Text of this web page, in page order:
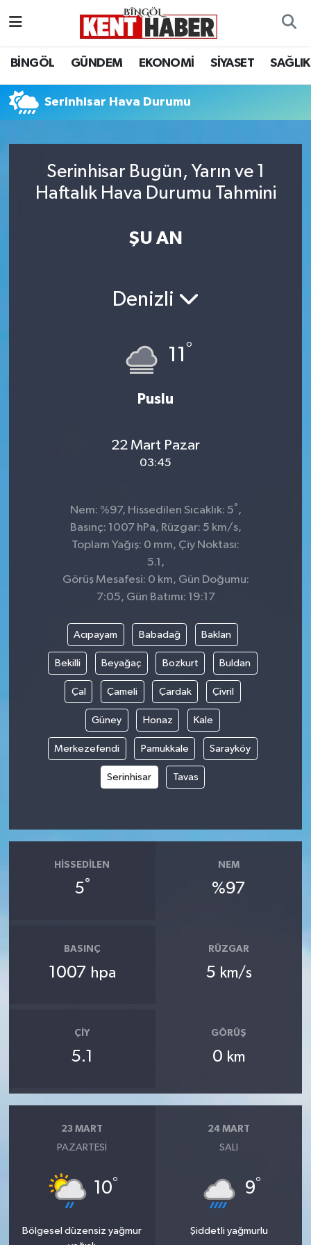
BİNGÖL GÜNDEM EKONOMİ SİYASET SAĞLIK
Serinhisar Hava Durumu
Serinhisar Bugün, Yarın ve 1
Haftalık Hava Durumu Tahmini
ŞU AN
Denizli
11 °
Puslu
22 Mart Pazar
03:45
Nem: %97, Hissedilen Sıcaklık: 5° ,
Basınç: 1007 hPa, Rüzgar: 5 km/s,
Toplam Yağış: 0 mm, Çiy Noktası:
5.1,
Görüş Mesafesi: 0 km, Gün Doğumu:
7:05, Gün Batımı: 19:17
Acıpayam Babadağ Baklan
Bekilli Beyağaç Bozkurt Buldan
Çal Çameli Çardak Çivril
Güney Honaz Kale
Merkezefendi Pamukkale Sarayköy
Serinhisar Tavas
HISSEDILEN
5°
NEM
%97
BASINÇ
1007 hpa
RÜZGAR
5 km/s
ÇIY
5.1
GÖRÜŞ
0 km
23 MART
PAZARTESI
10°
Bölgesel düzensiz yağmur
24 MART
SALI
9°
Şiddetli yağmurlu
BİLİM-TEKNOLOJİ
DÜNYA
EKONOMİ
SOLHAN
YAYLADERE
Bingöl Hava Durumu
Bingöl Namaz Vakitleri
Süper Lig Puan Durumu ve Fikstür